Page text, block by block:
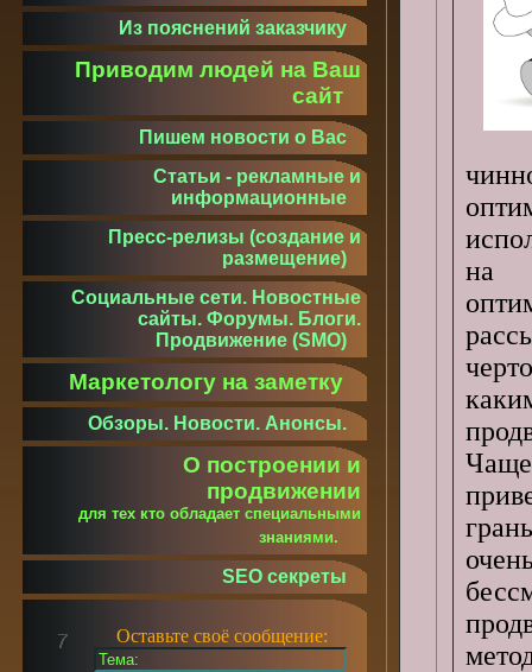
на
Чаще
Из пояснений заказчику
Приводим людей на Ваш
сайт
Пишем новости о Вас
Статьи - рекламные и
информационные
Пресс-релизы (создание и
размещение)
Социальные сети. Новостные
сайты. Форумы. Блоги.
Продвижение (SMO)
Маркетологу на заметку
Обзоры. Новости. Анонсы.
О построении и
продвижении
для тех кто обладает специальными
знаниями.
SEO секреты
Оставьте своё сообщение: